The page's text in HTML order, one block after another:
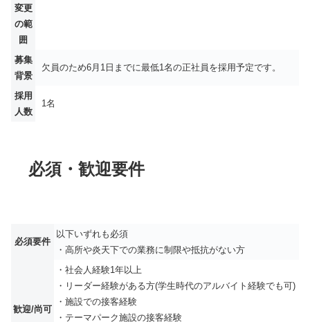
変更
の範
囲
募集
背景
欠員のため6月1日までに最低1名の正社員を採用予定です。
採用
人数
1名
必須・歓迎要件
必須要件
以下いずれも必須
・高所や炎天下での業務に制限や抵抗がない方
歓迎/尚可
・社会人経験1年以上
・リーダー経験がある方(学生時代のアルバイト経験でも可)
・施設での接客経験
・テーマパーク施設の接客経験